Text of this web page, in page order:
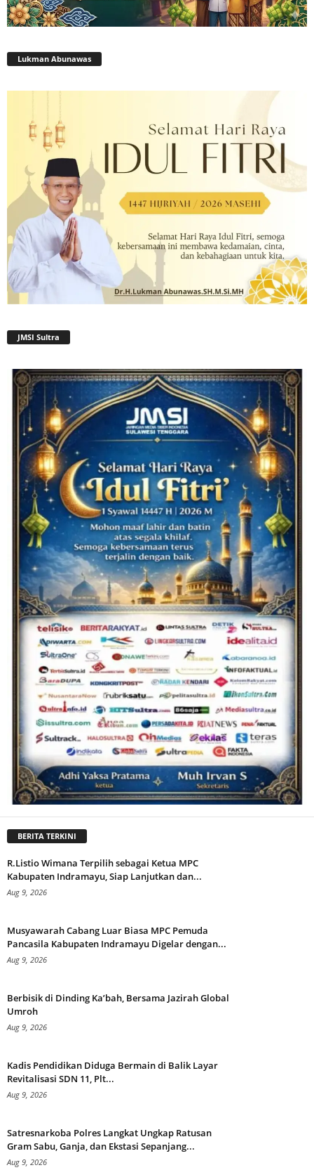
Lukman Abunawas
JMSI Sultra
BERITA TERKINI
R.Listio Wimana Terpilih sebagai Ketua MPC
Kabupaten Indramayu, Siap Lanjutkan dan...
Aug 9, 2026
Musyawarah Cabang Luar Biasa MPC Pemuda
Pancasila Kabupaten Indramayu Digelar dengan...
Aug 9, 2026
Berbisik di Dinding Ka’bah, Bersama Jazirah Global
Umroh
Aug 9, 2026
Kadis Pendidikan Diduga Bermain di Balik Layar
Revitalisasi SDN 11, Plt...
Aug 9, 2026
Satresnarkoba Polres Langkat Ungkap Ratusan
Gram Sabu, Ganja, dan Ekstasi Sepanjang...
Aug 9, 2026